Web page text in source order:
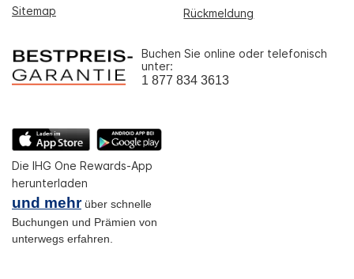
Sitemap
Rückmeldung
Buchen Sie online oder telefonisch
unter:
1 877 834 3613
Die IHG One Rewards-App
herunterladen
und mehrüber schnelle
Buchungen und Prämien von
unterwegs erfahren.